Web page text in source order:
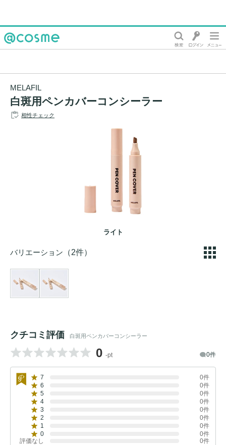
MELAFIL
白斑用ペンカバーコンシーラー
相性チェック
ライト
バリエーション （2件）
クチコミ評価 白斑用ペンカバーコンシーラー
0 -pt 0件
7
0件
6
0件
5
0件
4
0件
3
0件
2
0件
1
0件
0
0件
評価なし
0件